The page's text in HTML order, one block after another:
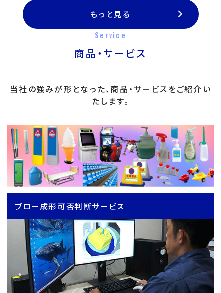
もっと見る
Service
商品・サービス
当社の強みが形となった、商品・サービスをご紹介い
たします。
ブロー成形可否判断サービス